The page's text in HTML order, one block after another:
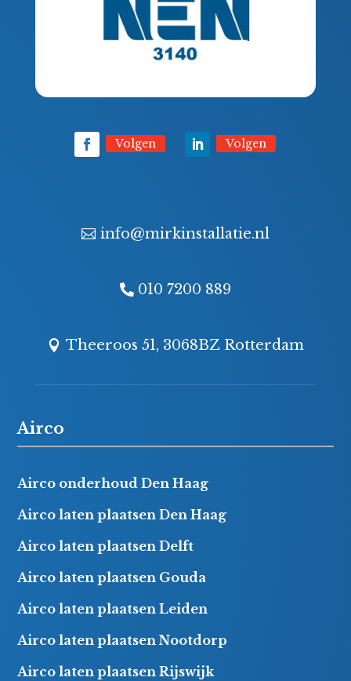
Volgen Volgen
info@mirkinstallatie.nl
010 7200 889
Theeroos 51, 3068BZ Rotterdam
Airco
Airco onderhoud Den Haag
Airco laten plaatsen Den Haag
Airco laten plaatsen Delft
Airco laten plaatsen Gouda
Airco laten plaatsen Leiden
Airco laten plaatsen Nootdorp
Airco laten plaatsen Rijswijk